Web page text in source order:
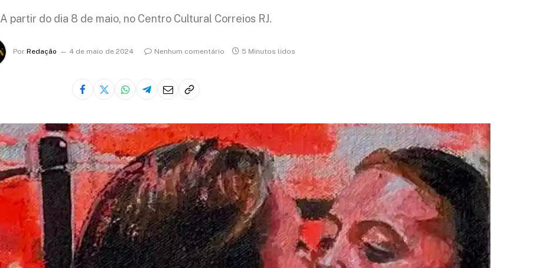
A partir do dia 8 de maio, no Centro Cultural Correios RJ.
Por Redação 4 de maio de 2024 Nenhum comentário 5 Minutos lidos